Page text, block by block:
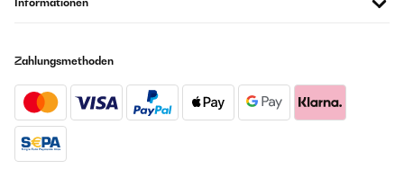
Zahlungsmethoden